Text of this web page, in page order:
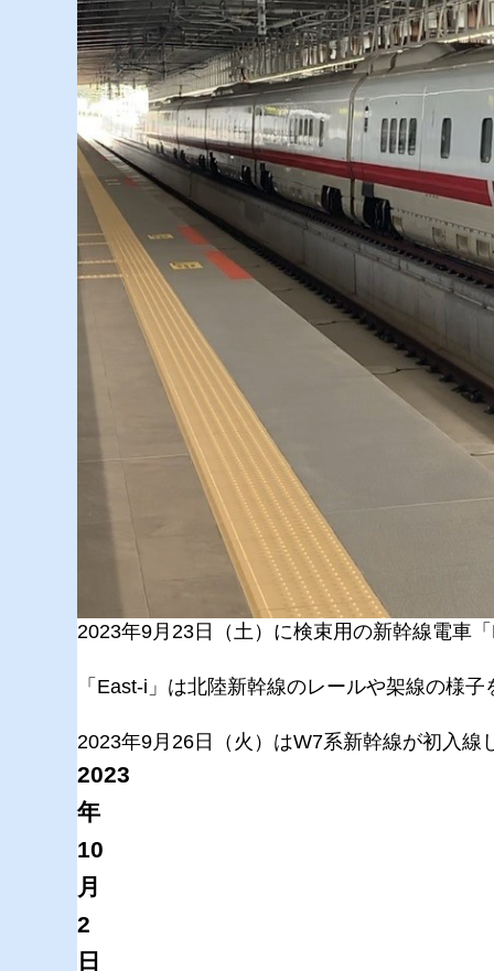
2023年9月23日（土）に検束用の新幹線電車
「East-i」は北陸新幹線のレールや架線の様
2023年9月26日（火）はW7系新幹線が初入線
2023
年
10
月
2
日